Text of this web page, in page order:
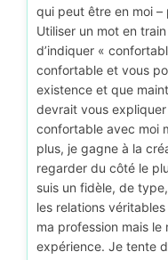
qui peut être en moi –
Utiliser un mot en
d’indiquer «
confortable et vous
existence et que
devrait vous
confortable avec moi
plus, je gagne à la
regarder du côté le
suis un fidèle, de
les relations
ma profession mais
expérience. Je tente